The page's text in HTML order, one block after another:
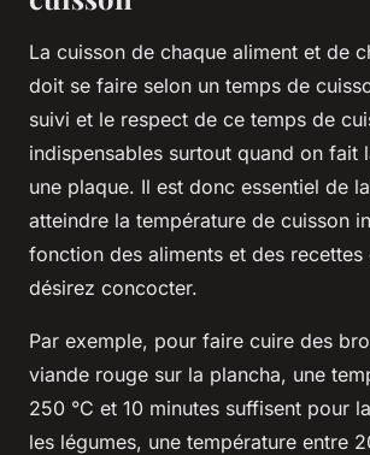
La cuisson de chaque aliment et de
doit se faire selon un temps de
suivi et le respect de ce temps de
indispensables surtout quand on fait
une plaque. Il est donc essentiel de
atteindre la température de cuisson
fonction des aliments et des recettes
désirez concocter.
Par exemple, pour faire cuire des
viande rouge sur la plancha, une
250 °C et 10 minutes suffisent pour
les légumes, une température entre